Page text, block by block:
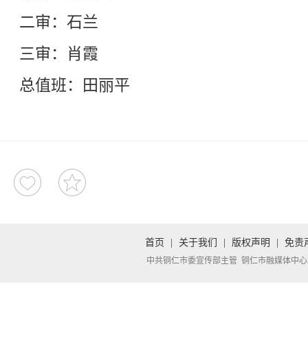
二审：石兰
三审：肖霞
总值班：田丽平
首页 关于我们 版权声明 免责
中共铜仁市委宣传部主管 铜仁市融媒体中心